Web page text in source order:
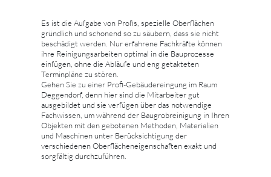
Es ist die Aufgabe von Profis, spezielle Oberflächen
gründlich und schonend so zu säubern, dass sie nicht
beschädigt werden. Nur erfahrene Fachkräfte können
ihre Reinigungsarbeiten optimal in die Bauprozesse
einfügen, ohne die Abläufe und eng getakteten
Terminpläne zu stören.
Gehen Sie zu einer Profi-Gebäudereingung im Raum
Deggendorf, denn hier sind die Mitarbeiter gut
ausgebildet und sie verfügen über das notwendige
Fachwissen, um während der Baugrobreinigung in Ihren
Objekten mit den gebotenen Methoden, Materialien
und Maschinen unter Berücksichtigung der
verschiedenen Oberflächeneigenschaften exakt und
sorgfältig durchzuführen.